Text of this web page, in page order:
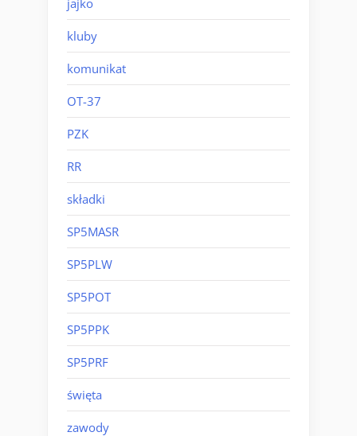
kluby
komunikat
OT-37
PZK
RR
składki
SP5MASR
SP5PLW
SP5POT
SP5PPK
SP5PRF
święta
zawody